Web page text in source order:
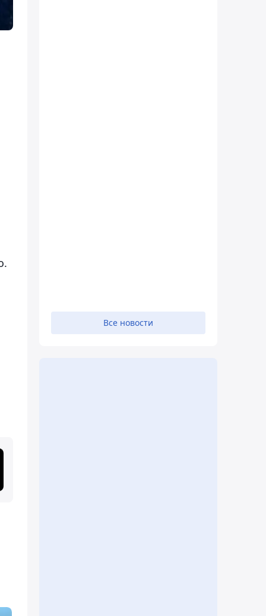
Все новости